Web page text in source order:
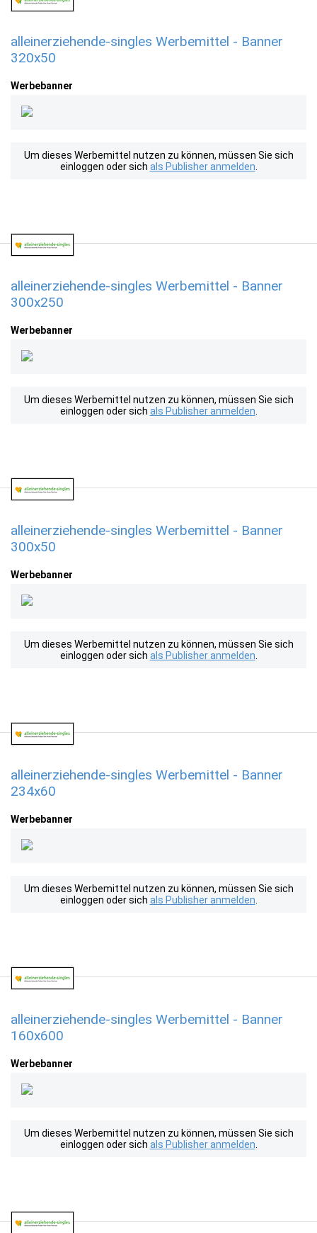
alleinerziehende-singles Werbemittel - Banner
320x50
Werbebanner
Um dieses Werbemittel nutzen zu können, müssen Sie sich
einloggen oder sich als Publisher anmelden
alleinerziehende-singles Werbemittel - Banner
300x250
Werbebanner
Um dieses Werbemittel nutzen zu können, müssen Sie sich
einloggen oder sich als Publisher anmelden
alleinerziehende-singles Werbemittel - Banner
300x50
Werbebanner
Um dieses Werbemittel nutzen zu können, müssen Sie sich
einloggen oder sich als Publisher anmelden
alleinerziehende-singles Werbemittel - Banner
234x60
Werbebanner
Um dieses Werbemittel nutzen zu können, müssen Sie sich
einloggen oder sich als Publisher anmelden
alleinerziehende-singles Werbemittel - Banner
160x600
Werbebanner
Um dieses Werbemittel nutzen zu können, müssen Sie sich
einloggen oder sich als Publisher anmelden